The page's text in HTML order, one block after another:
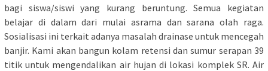
bagi siswa/siswi yang kurang beruntung. Semua kegiatan
belajar di dalam dari mulai asrama dan sarana olah raga.
Sosialisasi ini terkait adanya masalah drainase untuk mencegah
banjir. Kami akan bangun kolam retensi dan sumur serapan 39
titik untuk mengendalikan air hujan di lokasi komplek SR. Air